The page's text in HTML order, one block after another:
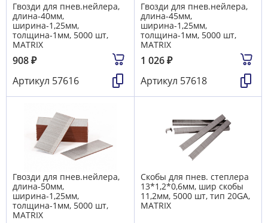
Гвозди для пнев.нейлера,
длина-40мм,
ширина-1,25мм,
толщина-1мм, 5000 шт,
MATRIX
908₽
Артикул 57616
Гвозди для пнев.нейлера,
длина-45мм,
ширина-1,25мм,
толщина-1мм, 5000 шт,
MATRIX
1 026₽
Артикул 57618
Гвозди для пнев.нейлера,
длина-50мм,
ширина-1,25мм,
толщина-1мм, 5000 шт,
MATRIX
Скобы для пнев. степлера
13*1,2*0,6мм, шир скобы
11,2мм, 5000 шт, тип 20GA,
MATRIX